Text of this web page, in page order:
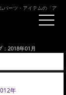
パーツ・アイテムの「ア
：2018年01月
年